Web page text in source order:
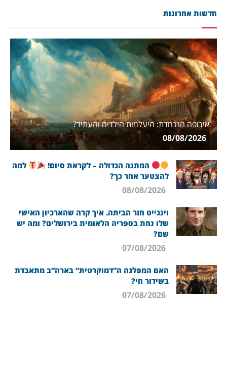
חדשות אחרונות
אירופה הנכחדת: היעלמות הילדים והעתיד?
המתנה הגדולה – לקראת סיום!
למה
להצטער אחר כך?
וינגייט חזר הביתה. איך קרה שהארכיון האישי
שלו נחת בספריה הלאומית בירושלים? ומה יש
שם?
האם המפלגה ה”דמוקרטית” בארה”ב מתאבדת
בשידור חי?